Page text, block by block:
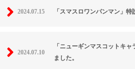
2024.07.15 「スマスロワンパンマン」特
2024.07.10
「ニューギンマスコットキ
ました。